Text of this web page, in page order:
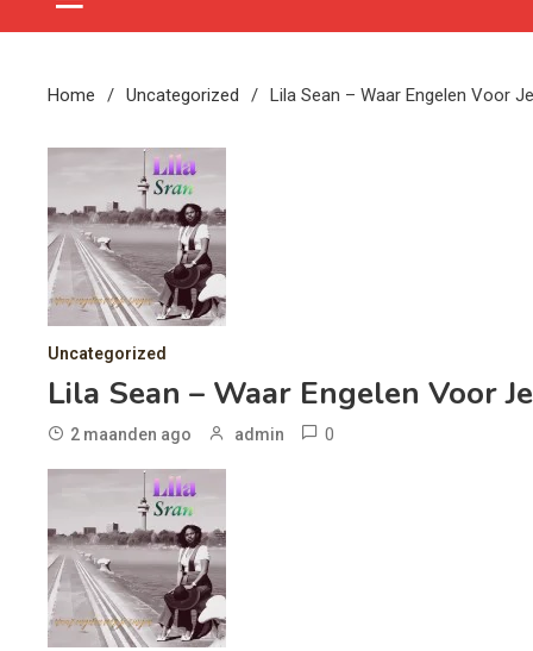
Home Uncategorized Lila Sean – Waar Engelen Voor
Uncategorized
Lila Sean – Waar Engelen Voor
2 maanden ago admin 0